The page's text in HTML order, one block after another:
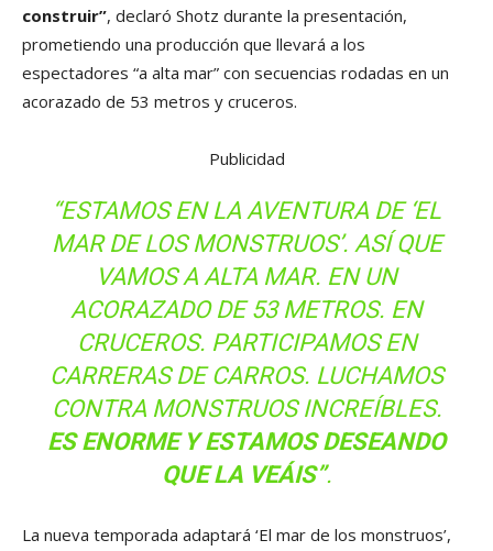
construir”, declaró Shotz durante la presentación,
prometiendo una producción que llevará a los
espectadores “a alta mar” con secuencias rodadas en un
acorazado de 53 metros y cruceros.
Publicidad
“ESTAMOS EN LA AVENTURA DE ‘EL
MAR DE LOS MONSTRUOS’. ASÍ QUE
VAMOS A ALTA MAR. EN UN
ACORAZADO DE 53 METROS. EN
CRUCEROS. PARTICIPAMOS EN
CARRERAS DE CARROS. LUCHAMOS
CONTRA MONSTRUOS INCREÍBLES.
ES ENORME Y ESTAMOS DESEANDO
QUE LA VEÁIS”.
La nueva temporada adaptará ‘El mar de los monstruos’,